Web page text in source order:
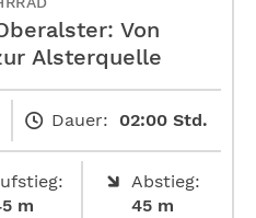
Von
Alsterquelle
Dauer: 02:00 Std.
m
Abstieg:
45 m